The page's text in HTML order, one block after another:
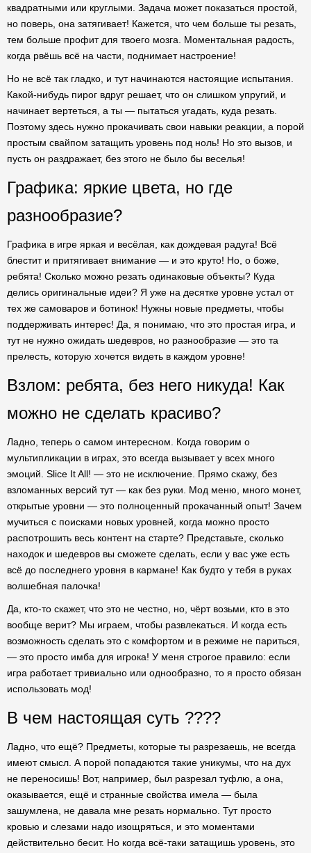
квадратными или круглыми. Задача может показаться простой,
но поверь, она затягивает! Кажется, что чем больше ты резать,
тем больше профит для твоего мозга. Моментальная радость,
когда рвёшь всё на части, поднимает настроение!
Но не всё так гладко, и тут начинаются настоящие испытания.
Какой-нибудь пирог вдруг решает, что он слишком упругий, и
начинает вертеться, а ты — пытаться угадать, куда резать.
Поэтому здесь нужно прокачивать свои навыки реакции, а порой
простым свайпом затащить уровень под ноль! Но это вызов, и
пусть он раздражает, без этого не было бы веселья!
Графика: яркие цвета, но где
разнообразие?
Графика в игре яркая и весёлая, как дождевая радуга! Всё
блестит и притягивает внимание — и это круто! Но, о боже,
ребята! Сколько можно резать одинаковые объекты? Куда
делись оригинальные идеи? Я уже на десятке уровне устал от
тех же самоваров и ботинок! Нужны новые предметы, чтобы
поддерживать интерес! Да, я понимаю, что это простая игра, и
тут не нужно ожидать шедевров, но разнообразие — это та
прелесть, которую хочется видеть в каждом уровне!
Взлом: ребята, без него никуда! Как
можно не сделать красиво?
Ладно, теперь о самом интересном. Когда говорим о
мультипликации в играх, это всегда вызывает у всех много
эмоций. Slice It All! — это не исключение. Прямо скажу, без
взломанных версий тут — как без руки. Мод меню, много монет,
открытые уровни — это полноценный прокачанный опыт! Зачем
мучиться с поисками новых уровней, когда можно просто
распотрошить весь контент на старте? Представьте, сколько
находок и шедевров вы сможете сделать, если у вас уже есть
всё до последнего уровня в кармане! Как будто у тебя в руках
волшебная палочка!
Да, кто-то скажет, что это не честно, но, чёрт возьми, кто в это
вообще верит? Мы играем, чтобы развлекаться. И когда есть
возможность сделать это с комфортом и в режиме не париться,
— это просто имба для игрока! У меня строгое правило: если
игра работает тривиально или однообразно, то я просто обязан
использовать мод!
В чем настоящая суть ????
Ладно, что ещё? Предметы, которые ты разрезаешь, не всегда
имеют смысл. А порой попадаются такие уникумы, что на дух
не переносишь! Вот, например, был разрезал туфлю, а она,
оказывается, ещё и странные свойства имела — была
зашумлена, не давала мне резать нормально. Тут просто
кровью и слезами надо изощряться, и это моментами
действительно бесит. Но когда всё-таки затащишь уровень, это